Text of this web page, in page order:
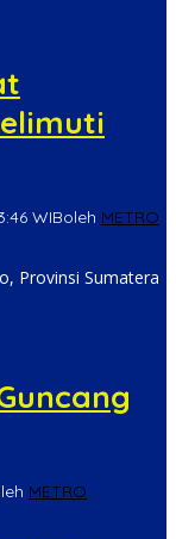
WIBoleh METRO
Provinsi Sumatera
METRO